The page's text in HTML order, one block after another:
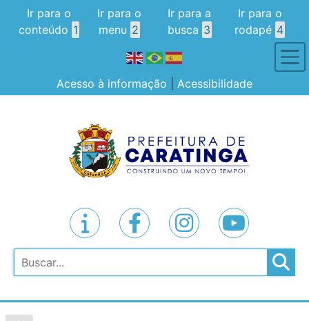
Ir para o
conteúdo 1
Ir para o
menu 2
Ir para a
busca 3
Ir para o
rodapé 4
Acesso à informação Acessibilidade
Pesquisar